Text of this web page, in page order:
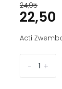
24,95
22,50
Acti
+
-